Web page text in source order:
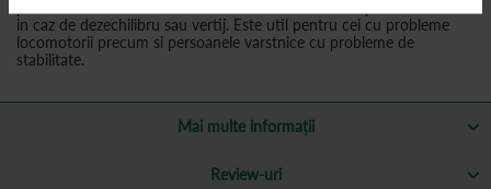
in caz de dezechilibru sau vertij. Este util pentru cei cu probleme
locomotorii precum si persoanele varstnice cu probleme de
stabilitate.
Mai multe informații
Review-uri